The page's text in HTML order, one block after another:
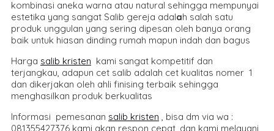
kombinasi aneka warna atau natural sehingga mempunyai
estetika yang sangat Salib gereja adalah salah satu
produk unggulan yang sering dipesan oleh banya orang
baik untuk hiasan dinding rumah mapun indah dan bagus
Harga salib kristen kami sangat kompetitif dan
terjangkau, adapun cet salib adalah cet kualitas nomer 1
dan dikerjakan oleh ahli finising terbaik sehingga
menghasilkan produk berkualitas
Informasi pemesanan salib kristen , bisa dm via wa :
081355427376 kami akan respon cepat, dan kami melayani